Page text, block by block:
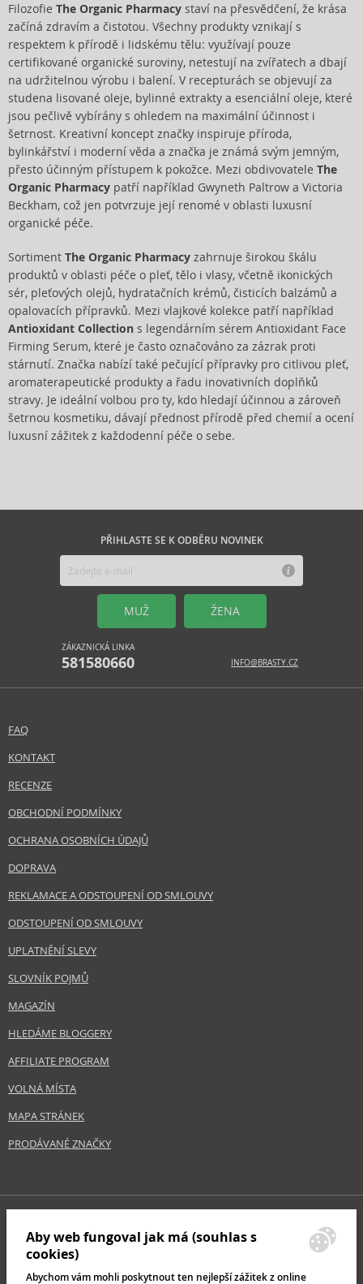
Filozofie The Organic Pharmacy staví na přesvědčení, že krása
začíná zdravím a čistotou. Všechny produkty vznikají s
respektem k přírodě i lidskému tělu: využívají pouze
certifikované organické suroviny, netestují na zvířatech a dbají
na udržitelnou výrobu i balení. V recepturách se objevují za
studena lisované oleje, bylinné extrakty a esenciální oleje, které
jsou pečlivě vybírány s ohledem na maximální účinnost i
šetrnost. Kreativní koncept značky inspiruje příroda,
bylinkářství i moderní věda a značka je známá svým jemným,
přesto účinným přístupem k pokožce. Mezi obdivovatele The
Organic Pharmacy patří například Gwyneth Paltrow a Victoria
Beckham, což jen potvrzuje její renomé v oblasti luxusní
organické péče.
Sortiment The Organic Pharmacy zahrnuje širokou škálu
produktů v oblasti péče o pleť, tělo i vlasy, včetně ikonických
sér, pleťových olejů, hydratačních krémů, čisticích balzámů a
opalovacích přípravků. Mezi vlajkové kolekce patří například
Antioxidant Collection s legendárním sérem Antioxidant Face
Firming Serum, které je často označováno za zázrak proti
stárnutí. Značka nabízí také pečující přípravky pro citlivou pleť,
aromaterapeutické produkty a řadu inovativních doplňků
stravy. Je ideální volbou pro ty, kdo hledají účinnou a zároveň
šetrnou kosmetiku, dávají přednost přírodě před chemií a ocení
luxusní zážitek z každodenní péče o sebe.
PŘIHLASTE SE K ODBĚRU NOVINEK
MUŽ ŽENA
ZÁKAZNICKÁ LINKA
581580660 INFO@BRASTY.CZ
FAQ
KONTAKT
RECENZE
OBCHODNÍ PODMÍNKY
OCHRANA OSOBNÍCH ÚDAJŮ
DOPRAVA
REKLAMACE A ODSTOUPENÍ OD SMLOUVY
ODSTOUPENÍ OD SMLOUVY
UPLATNĚNÍ SLEVY
SLOVNÍK POJMŮ
MAGAZÍN
HLEDÁME BLOGGERY
AFFILIATE PROGRAM
VOLNÁ MÍSTA
MAPA STRÁNEK
PRODÁVANÉ ZNAČKY
Aby web fungoval jak má (souhlas s
cookies)
Abychom vám mohli poskytnout ten nejlepší zážitek z online